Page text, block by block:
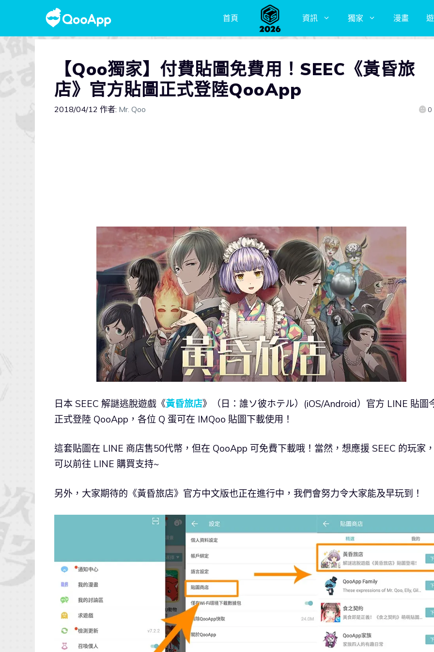
首頁 資訊 獨家 漫畫
【Qoo獨家】付費貼圖免費用！SEEC《黃昏旅
店》官方貼圖正式登陸QooApp
2018/04/12 作者: Mr. Qoo 0
日本 SEEC 解謎逃脫遊戲《黃昏旅店》（日：誰ソ彼ホテル）(iOS/Android）官方 LINE 貼圖
正式登陸 QooApp，各位 Q 蛋可在 IMQoo 貼圖下載使用！
這套貼圖在 LINE 商店售50代幣，但在 QooApp 可免費下載哦！當然，想應援 SEEC 的玩家
可以前往 LINE 購買支持~
另外，大家期待的《黃昏旅店》官方中文版也正在進行中，我們會努力令大家能及早玩到！